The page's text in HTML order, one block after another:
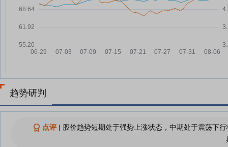
ST创意5月19日快速反弹
05-19
06-13
趋势研判
点评| 股价趋势短期处于强势上涨状态，中期处于震荡下